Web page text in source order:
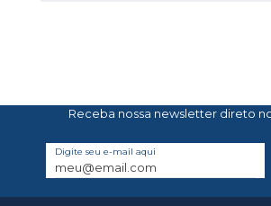
Receba nossa newsletter direto
Digite seu e-mail aqui